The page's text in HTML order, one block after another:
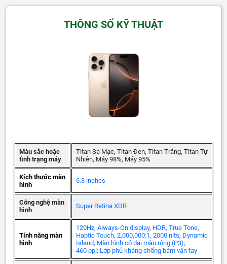
THÔNG SỐ KỸ THUẬT
Màu sắc hoặc
tình trạng máy
Titan Sa Mạc, Titan Đen, Titan Trắng, Titan Tự
Nhiên, Máy 98%, Máy 95%
Kích thước màn
hình
6.3 inches
Công nghệ màn
hình
Super Retina XDR
Tính năng màn
hình
120Hz, Always-On display, HDR, True Tone,
Haptic Touch, 2,000,000:1, 2000 nits, Dynamic
Island; Màn hình có dải màu rộng (P3);
460 ppi; Lớp phủ kháng chống bám vân tay